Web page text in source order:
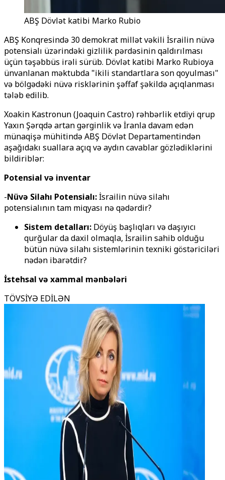
ABŞ Dövlət katibi Marko Rubio
ABŞ Konqresində 30 demokrat millət vəkili İsrailin nüvə
potensialı üzərindəki gizlilik pərdəsinin qaldırılması
üçün təşəbbüs irəli sürüb. Dövlət katibi Marko Rubioya
ünvanlanan məktubda "ikili standartlara son qoyulması"
və bölgədəki nüvə risklərinin şəffaf şəkildə açıqlanması
tələb edilib.
Xoakin Kastronun (Joaquin Castro) rəhbərlik etdiyi qrup
Yaxın Şərqdə artan gərginlik və İranla davam edən
münaqişə mühitində ABŞ Dövlət Departamentindən
aşağıdakı suallara açıq və aydın cavablar gözlədiklərini
bildiriblər:
Potensial və inventar
-Nüvə Silahı Potensialı:İsrailin nüvə silahı
potensialının tam miqyası nə qədərdir?
Sistem detalları: Döyüş başlıqları və daşıyıcı
qurğular da daxil olmaqla, İsrailin sahib olduğu
bütün nüvə silahı sistemlərinin texniki göstəriciləri
nədən ibarətdir?
İstehsal və xammal mənbələri
TÖVSİYƏ EDİLƏN